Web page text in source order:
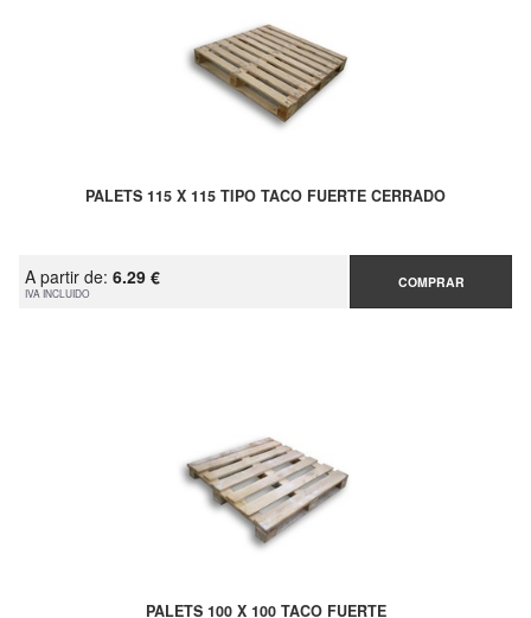
PALETS 115 X 115 TIPO TACO FUERTE CERRADO
A partir de: 6.29 €
IVA INCLUIDO
COMPRAR
PALETS 100 X 100 TACO FUERTE